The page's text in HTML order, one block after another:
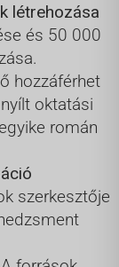
létrehozása
és 50 000
hozzáférhet
oktatási
román
szerkesztője